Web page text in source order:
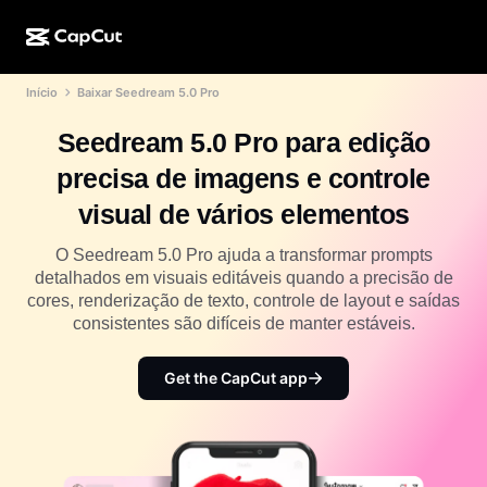
CapCut Pad
CapCut para celular
Dreamina AI
Design de IA
Estúdio de vídeo
Gerador de vídeo de IA
Gerador de imagem de IA
Aprimorador de imagens de IA
Dreamina Seedance 2.5
Gemini Omni
Ferramentas de IA
Editor e gerador de vídeos
Editor e gerador de imagens
Gerador e editor de voz
Modelos de datas especiais
Modelos de calendário
Modelos de aniversário
Modelos de efeitos
Comunidade
Iniciativas
Afiliados
Programa de pioneiros
Programa de parceiros criativos
Início Baixar Seedream 5.0 Pro
Seedream 5.0 Pro para edição
precisa de imagens e controle
visual de vários elementos
O Seedream 5.0 Pro ajuda a transformar prompts
detalhados em visuais editáveis quando a precisão de
cores, renderização de texto, controle de layout e saídas
consistentes são difíceis de manter estáveis.
Get the CapCut app